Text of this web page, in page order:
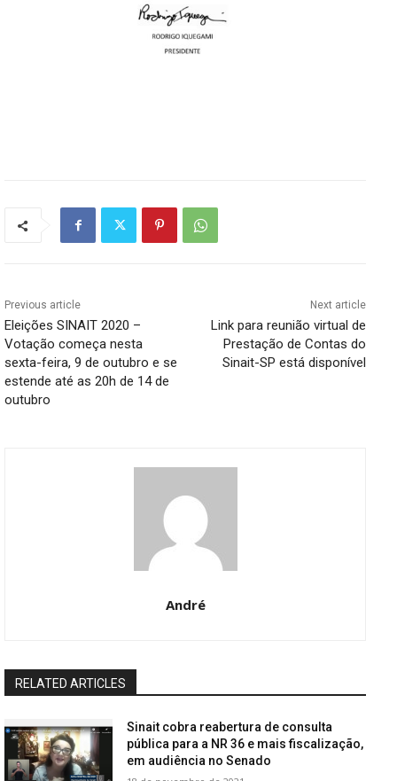
Previous article
Eleições SINAIT 2020 –
Votação começa nesta
sexta-feira, 9 de outubro e se
estende até as 20h de 14 de
outubro
Next article
Link para reunião virtual de
Prestação de Contas do
Sinait-SP está disponível
André
RELATED ARTICLES
Sinait cobra reabertura de consulta
pública para a NR 36 e mais fiscalização,
em audiência no Senado